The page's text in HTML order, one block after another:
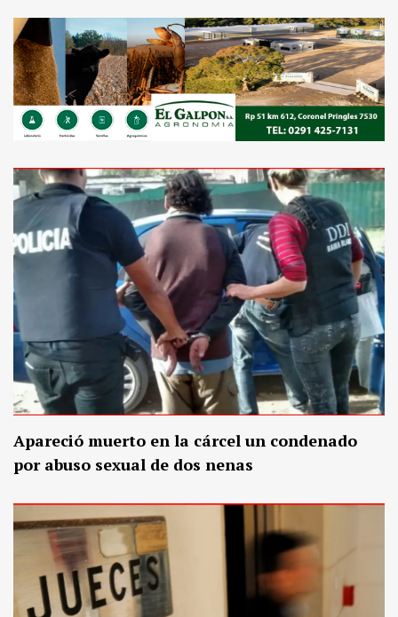
Apareció muerto en la cárcel un condenado
por abuso sexual de dos nenas